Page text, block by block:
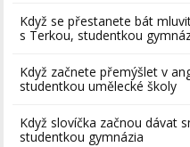
Když se přestanete bát
s Terkou, studentkou
Když začnete přemýšlet v
studentkou umělecké školy
Když slovíčka začnou dávat
studentkou gymnázia